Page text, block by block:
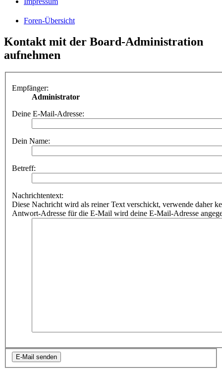
Foren-Übersicht
Kontakt mit der Board-Administration
aufnehmen
Empfänger:
Administrator
Deine E-Mail-Adresse:
Dein Name:
Betreff:
Nachrichtentext:
Diese Nachricht wird als reiner Text verschickt, verwende daher
Antwort-Adresse für die E-Mail wird deine E-Mail-Adresse